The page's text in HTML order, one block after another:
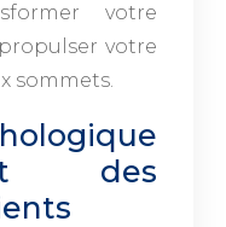
votre
votre
sommets.
des